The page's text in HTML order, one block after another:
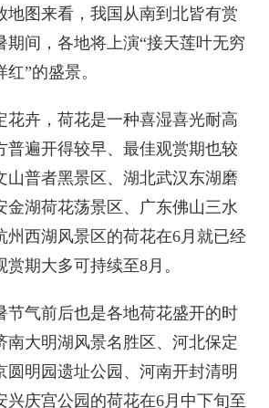
地图来看，我国从南到北皆有赏
期间，各地将上演“接天莲叶无穷
”的盛景。
花卉，荷花是一种喜湿喜光耐高
普遍开得较早、最佳观赏期也较
山普者黑景区、湖北武汉东湖磨
金湖荷花荡景区、广东佛山三水
州西湖风景区的荷花在6月就已经
期大多可持续至8月。
节气前后也是各地荷花盛开的时
南大明湖风景名胜区、河北保定
圆明园遗址公园、河南开封清明
兴庆宫公园的荷花在6月中下旬至